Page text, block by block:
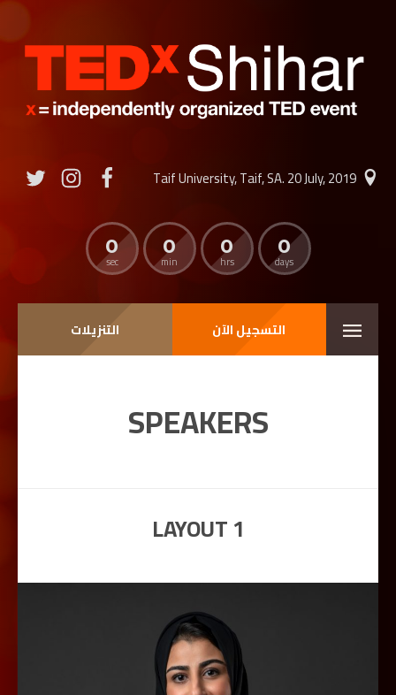
Taif University, Taif, SA. 20 July, 2019
0
days
0
hrs
0
min
0
sec
التسجيل الآن التنزيلات
SPEAKERS
LAYOUT 1